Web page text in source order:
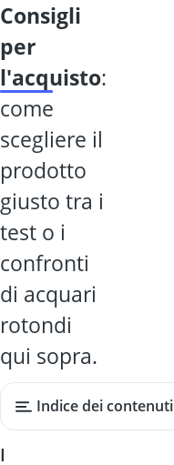
consigli
per
l'acquisto:
come
scegliere il
prodotto
giusto tra i
test o i
confronti
di acquari
rotondi
qui sopra.
Indice dei contenuti
I